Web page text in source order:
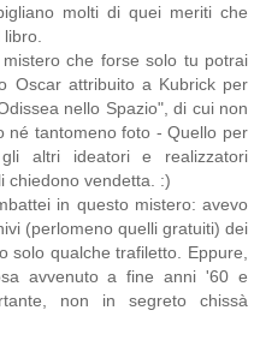
molti di quei meriti che
che forse solo tu potrai
Oscar attribuito a Kubrick per
nello Spazio", di cui non
né tantomeno foto - Quello per
altri ideatori e realizzatori
chiedono vendetta. :)
in questo mistero: avevo
(perlomeno quelli gratuiti) dei
solo qualche trafiletto. Eppure,
avvenuto a fine anni '60 e
non in segreto chissà